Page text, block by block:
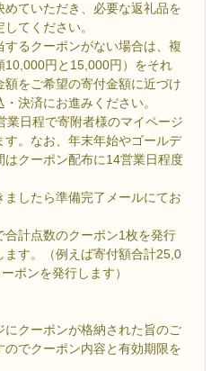
めていただき、必要な返礼品を
てください。
するクーポンがない場合は、複
10,000円と15,000円）をそれ
をご希望の寄付金額に近づけ
決済にお進みください。
業日程で寄附者様のマイページ
す。なお、年末年始やゴールデ
はクーポン配布に14営業日程度
ましたら準備完了メールにてお
合計点数のクーポン1枚を発行
ます。（例えば寄付額合計25,0
ポンを発行します）
にクーポンが格納された旨のご
でクーポン内容と有効期限を